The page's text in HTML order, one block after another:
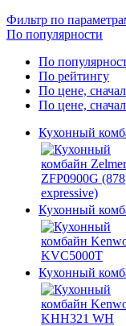
Фильтр по
По популярности
По
По рейтингу
По цене,
По цене,
Кухонный
Кухонный
Кухонный